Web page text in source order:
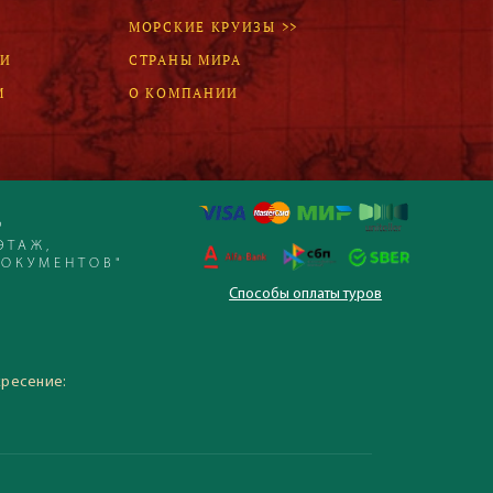
МОРСКИЕ КРУИЗЫ >>
СТРАНЫ МИРА
О КОМПАНИИ
Способы оплаты туров